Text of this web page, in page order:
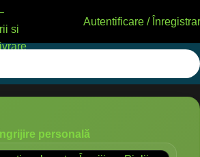
Autentificare /
personală